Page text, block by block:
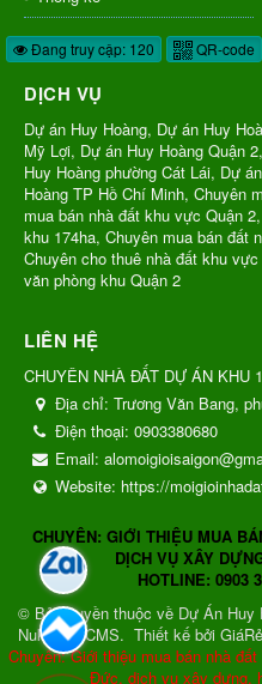
Đang truy cập: 120 QR-code
DỊCH VỤ
Dự án Huy Hoàng, Dự án Huy
Mỹ Lợi, Dự án Huy Hoàng Quận
Huy Hoàng phường Cát Lái, Dự
Hoàng TP Hồ Chí Minh, Chuyên
mua bán nhà đất khu vực Quận
khu 174ha, Chuyên mua bán đất
Chuyên cho thuê nhà đất khu
văn phòng khu Quận 2
LIÊN HỆ
CHUYÊN NHÀ ĐẤT DỰ ÁN KHU
Địa chỉ: Trương Văn Bang,
Điện thoại: 0903380680
Email:
Website: https://
CHUYÊN: GIỚI THIỆU MUA
DỊCH VỤ XÂY
HOTLINE: 0903
© Bản quyền thuộc về Dự Án Huy
NukeViet CMS. Thiết kế bởi
Chuyên: Giới thiệu mua bán nhà
Đức, dịch vụ xây dựng,